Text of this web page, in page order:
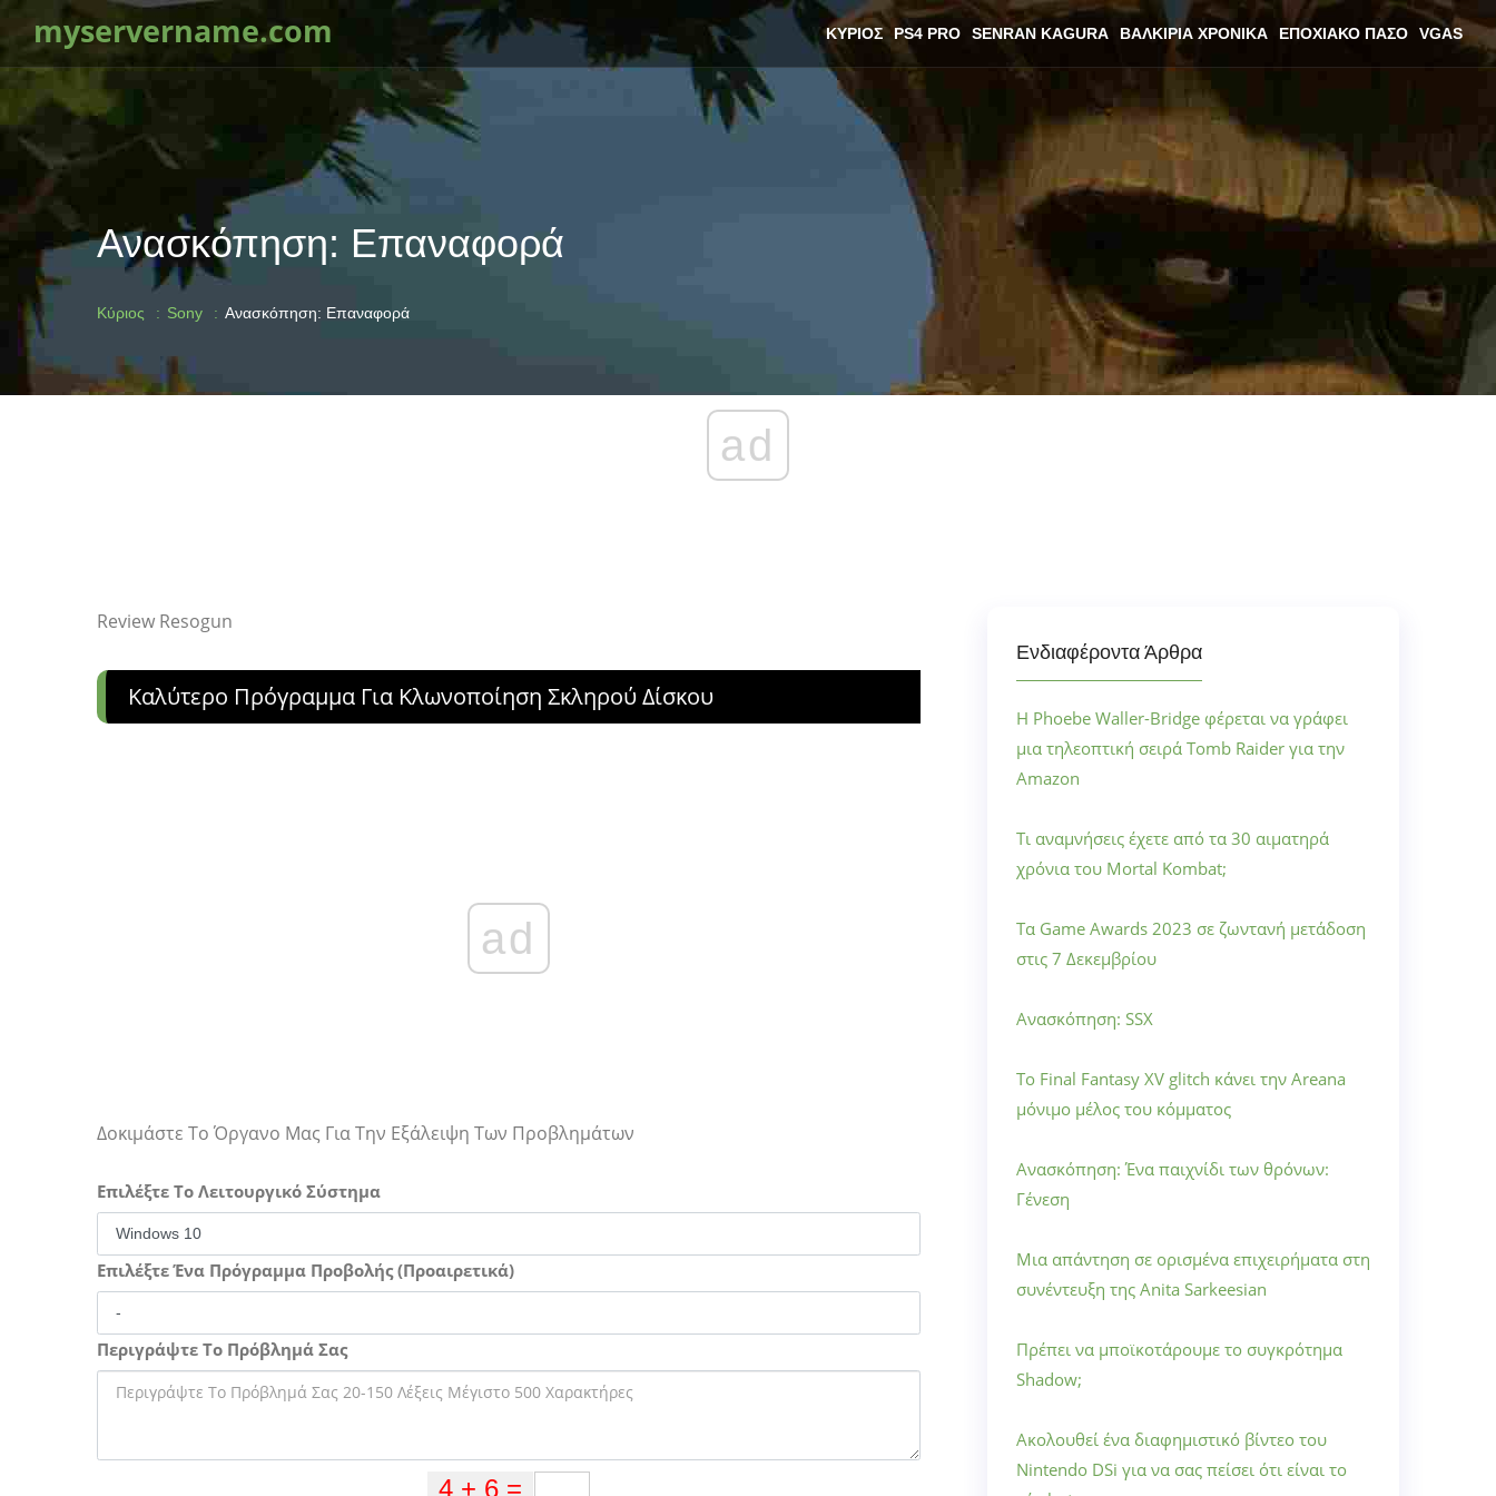
myservername.com ΚΎΡΙΟΣ PS4 PRO SENRAN KAGURA ΒΑΛΚΊΡΙΑ ΧΡΟΝΙΚΆ ΕΠΟΧΙΑΚΌ ΠΆΣΟ VGAS
Ανασκόπηση: Επαναφορά
Κύριος Sony Ανασκόπηση: Επαναφορά
ad
Review Resogun
Καλύτερο Πρόγραμμα Για Κλωνοποίηση Σκληρού Δίσκου
ad
Δοκιμάστε Το Όργανο Μας Για Την Εξάλειψη Των Προβλημάτων
Επιλέξτε Το Λειτουργικό Σύστημα
Επιλέξτε Ένα Πρόγραμμα Προβολής (Προαιρετικά)
Περιγράψτε Το Πρόβλημά Σας
Ενδιαφέροντα Άρθρα
Η Phoebe Waller-Bridge φέρεται να γράφει
μια τηλεοπτική σειρά Tomb Raider για την
Amazon
Τι αναμνήσεις έχετε από τα 30 αιματηρά
χρόνια του Mortal Kombat;
Τα Game Awards 2023 σε ζωντανή μετάδοση
στις 7 Δεκεμβρίου
Ανασκόπηση: SSX
Το Final Fantasy XV glitch κάνει την Areana
μόνιμο μέλος του κόμματος
Ανασκόπηση: Ένα παιχνίδι των θρόνων:
Γένεση
Μια απάντηση σε ορισμένα επιχειρήματα στη
συνέντευξη της Anita Sarkeesian
Πρέπει να μποϊκοτάρουμε το συγκρότημα
Shadow;
Ακολουθεί ένα διαφημιστικό βίντεο του
Nintendo DSi για να σας πείσει ότι είναι το